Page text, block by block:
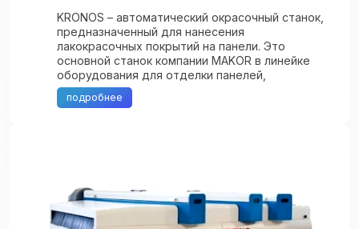
KRONOS – автоматический окрасочный станок,
предназначенный для нанесения
лакокрасочных покрытий на панели. Это
основной станок компании MAKOR в линейке
оборудования для отделки панелей,
оснащенный полным набором функций. Станок
KRONOS обеспечивает ...
подробнее